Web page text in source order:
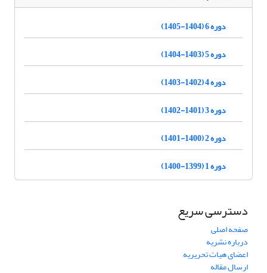
دوره 6 (1404-1405)
دوره 5 (1403-1404)
دوره 4 (1402-1403)
دوره 3 (1401-1402)
دوره 2 (1400-1401)
دوره 1 (1399-1400)
دسترسی سریع
صفحه اصلی
درباره نشریه
اعضای هیات تحریریه
ارسال مقاله